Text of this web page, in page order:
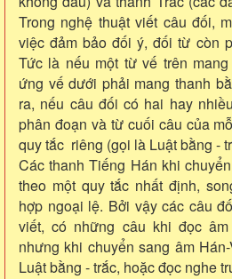
Trong nghệ thuật viết câu đối,
việc đảm bảo đối ý, đối từ còn
Tức là nếu một từ vế trên
ứng vế dưới phải mang thanh
ra, nếu câu đối có hai hay
phân đoạn và từ cuối câu của
quy tắc riêng (gọi là Luật bằng -
Các thanh Tiếng Hán khi
theo một quy tắc nhất định,
hợp ngoại lệ. Bởi vậy các câu
viết, có những câu khi đọc
nhưng khi chuyển sang âm
Luật bằng - trắc, hoặc đọc nghe